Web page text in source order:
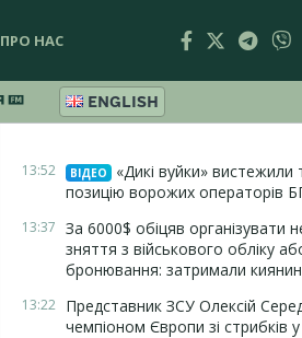
ПРО НАС
ENGLISH
13:52 ВІДЕО
«Дикі вуйки»
позицію ворожих операторів
13:37 За 6000$ обіцяв організувати
зняття з військового обліку
бронювання: затримали
13:22 Представник ЗСУ Олексій
чемпіоном Європи зі стрибків